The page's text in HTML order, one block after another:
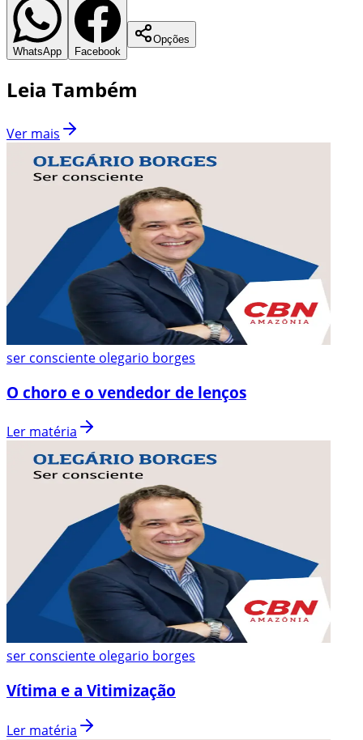
WhatsApp Facebook
Opções
Leia Também
Ver mais
ser consciente olegario borges
O choro e o vendedor de lenços
Ler matéria
ser consciente olegario borges
Vítima e a Vitimização
Ler matéria